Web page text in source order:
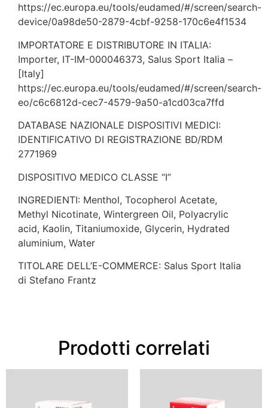
https://ec.europa.eu/tools/eudamed/#/screen/search-
device/0a98de50-2879-4cbf-9258-170c6e4f1534
IMPORTATORE E DISTRIBUTORE IN ITALIA:
Importer, IT-IM-000046373, Salus Sport Italia –
[Italy]
https://ec.europa.eu/tools/eudamed/#/screen/search-
eo/c6c6812d-cec7-4579-9a50-a1cd03ca7ffd
DATABASE NAZIONALE DISPOSITIVI MEDICI:
IDENTIFICATIVO DI REGISTRAZIONE BD/RDM
2771969
DISPOSITIVO MEDICO CLASSE “I”
INGREDIENTI: Menthol, Tocopherol Acetate,
Methyl Nicotinate, Wintergreen Oil, Polyacrylic
acid, Kaolin, Titaniumoxide, Glycerin, Hydrated
aluminium, Water
TITOLARE DELL’E-COMMERCE: Salus Sport Italia
di Stefano Frantz
Prodotti correlati